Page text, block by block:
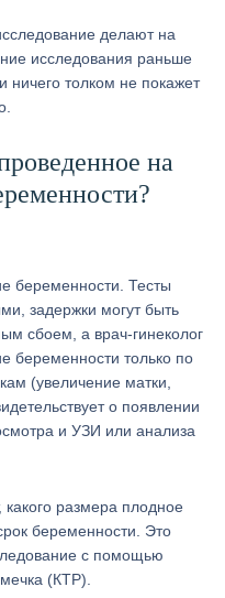
делают на
исследования раньше
ничего толком не покажет
на
беременности. Тесты
задержки могут быть
сбоем, а врач-гинеколог
беременности только по
(увеличение матки,
о появлении
и УЗИ или анализа
какого размера плодное
беременности. Это
с помощью
(КТР).